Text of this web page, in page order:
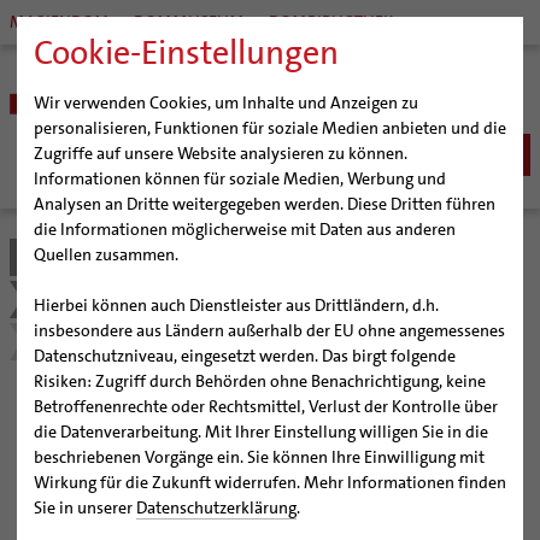
Cookie-Einstellungen
Wir verwenden Cookies, um Inhalte und Anzeigen zu
personalisieren, Funktionen für soziale Medien anbieten und die
Zugriffe auf unsere Website analysieren zu können.
Informationen können für soziale Medien, Werbung und
Analysen an Dritte weitergegeben werden. Diese Dritten führen
die Informationen möglicherweise mit Daten aus anderen
Quellen zusammen.
Hierbei können auch Dienstleister aus Drittländern, d.h.
insbesondere aus Ländern außerhalb der EU ohne angemessenes
Datenschutzniveau, eingesetzt werden. Das birgt folgende
Risiken: Zugriff durch Behörden ohne Benachrichtigung, keine
Betroffenenrechte oder Rechtsmittel, Verlust der Kontrolle über
die Datenverarbeitung. Mit Ihrer Einstellung willigen Sie in die
beschriebenen Vorgänge ein. Sie können Ihre Einwilligung mit
Wirkung für die Zukunft widerrufen. Mehr Informationen finden
Sie in unserer Datenschutzerklärung.
MARIENDOM DOMMUSEUM DOMBIBLIOTHEK
BISTUM
Bischöfe
Weihbischof Dr. Martin Marahrens
Bischof em. Norbert Trelle
Weihbischof em. Bongartz
Weihbischof em. Schwerdtfeger
Weihbischof em. Koitz
Bischof em. Dr. Wüstenberg
Generalvikariat
Gremien
Diözesangericht
Gemeindegremien
Pfarrgemeinden
Hildesheimer Dom
Virtueller Rundgang durch den Dom
Tausendjähriger Rosenstock
Die Hildesheimer Dommusik
Wallfahrten | Pilgern
Termine Wallfahrten und Pilgern
Jakobswege im Bistum Hildesheim
Veranstaltungen
Strategieprozess
Jugend
SEELSORGE
Katholisch werden
Wiedereintritt
Erwachsenenkatechumenat
Glaube leben
Glaubensveranstaltungen
Taufe
Fragen zur Taufe
Erwachsenentaufe
Taufsymbole
Erstkommunion
Firmung
Hochzeit
Katholisch heiraten
Lebensende
BERATUNG & HILFE
Ehe-, Familien-, und Lebensberatung (EFL)
Schwangerenberatung
Beratungsstellen
Prävention und Hilfe bei sexualisierter Gewalt
Schuldnerberatung
Beratungsstellen
Caritas
Bischöfliche Stiftung Gemeinsam für das Leben
BILDUNG & KULTUR
Schulen | Hochschulen
Katholische Schulen im Bistum
Veranstaltungen
Schulpastoral
Dommuseum
Dombibliothek
Bistumsarchiv
KIRCHE & GESELLSCHAFT
Ökumene
Interreligiöser Dialog
Weltkirche
Bistum Hildesheim
Schöpfungsgerecht 2035
Aktuelles
Nachrichten zum Thema Schöpfungsgerecht 2035
Vom 1. September bis 4.
Oktober ist wieder
Schöpfungszeit